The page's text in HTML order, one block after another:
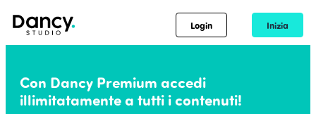
Login Inizia
Con Dancy Premium accedi
illimitatamente a tutti i contenuti!